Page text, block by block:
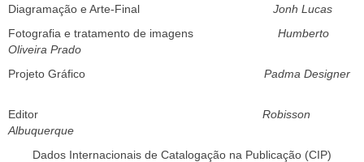
Diagramação e Arte-Final Jonh Lucas
Fotografia e tratamento de imagens Humberto
Oliveira Prado
Projeto Gráfico Padma Designer
Editor Robisson
Albuquerque
Dados Internacionais de Catalogação na Publicação (CIP)